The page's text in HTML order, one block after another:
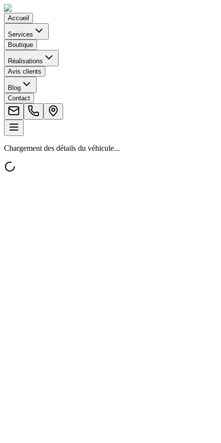
Accueil
Services
Boutique
Réalisations
Avis clients
Blog
Contact
Chargement des détails du véhicule...